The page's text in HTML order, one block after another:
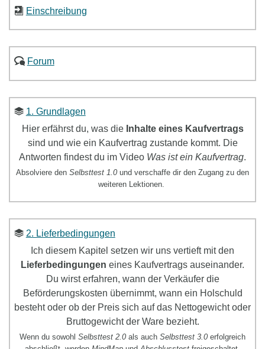
Einschreibung
Forum
1. Grundlagen
Hier erfährst du, was die Inhalte eines Kaufvertrags
sind und wie ein Kaufvertrag zustande kommt. Die
Antworten findest du im Video Was ist ein Kaufvertrag.
Absolviere den Selbsttest 1.0 und verschaffe dir den Zugang zu den
weiteren Lektionen.
2. Lieferbedingungen
Ich diesem Kapitel setzen wir uns vertieft mit den
Lieferbedingungen eines Kaufvertrags auseinander.
Du wirst erfahren, wann der Verkäufer die
Beförderungskosten übernimmt, wann ein Holschuld
besteht oder ob der Preis sich auf das Nettogewicht oder
Bruttogewicht der Ware bezieht.
Wenn du sowohl Selbsttest 2.0 als auch Selbsttest 3.0 erfolgreich